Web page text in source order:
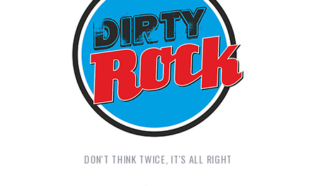
DON'T THINK TWICE, IT'S ALL RIGHT